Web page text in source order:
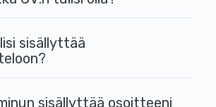
sisällyttää
sisällyttää osoitteeni